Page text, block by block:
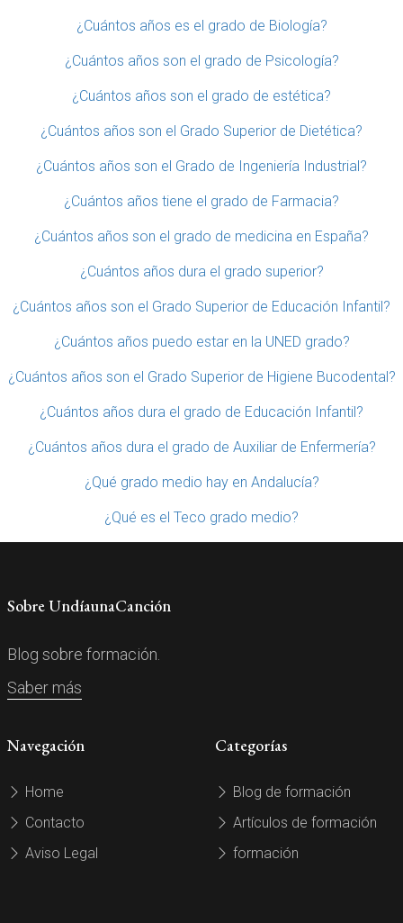
¿Cuántos años es el grado de Biología?
¿Cuántos años son el grado de Psicología?
¿Cuántos años son el grado de estética?
¿Cuántos años son el Grado Superior de Dietética?
¿Cuántos años son el Grado de Ingeniería Industrial?
¿Cuántos años tiene el grado de Farmacia?
¿Cuántos años son el grado de medicina en España?
¿Cuántos años dura el grado superior?
¿Cuántos años son el Grado Superior de Educación Infantil?
¿Cuántos años puedo estar en la UNED grado?
¿Cuántos años son el Grado Superior de Higiene Bucodental?
¿Cuántos años dura el grado de Educación Infantil?
¿Cuántos años dura el grado de Auxiliar de Enfermería?
¿Qué grado medio hay en Andalucía?
¿Qué es el Teco grado medio?
Sobre UndíaunaCanción
Blog sobre formación.
Saber más
Navegación
Home
Contacto
Aviso Legal
Categorías
Blog de formación
Artículos de formación
formación